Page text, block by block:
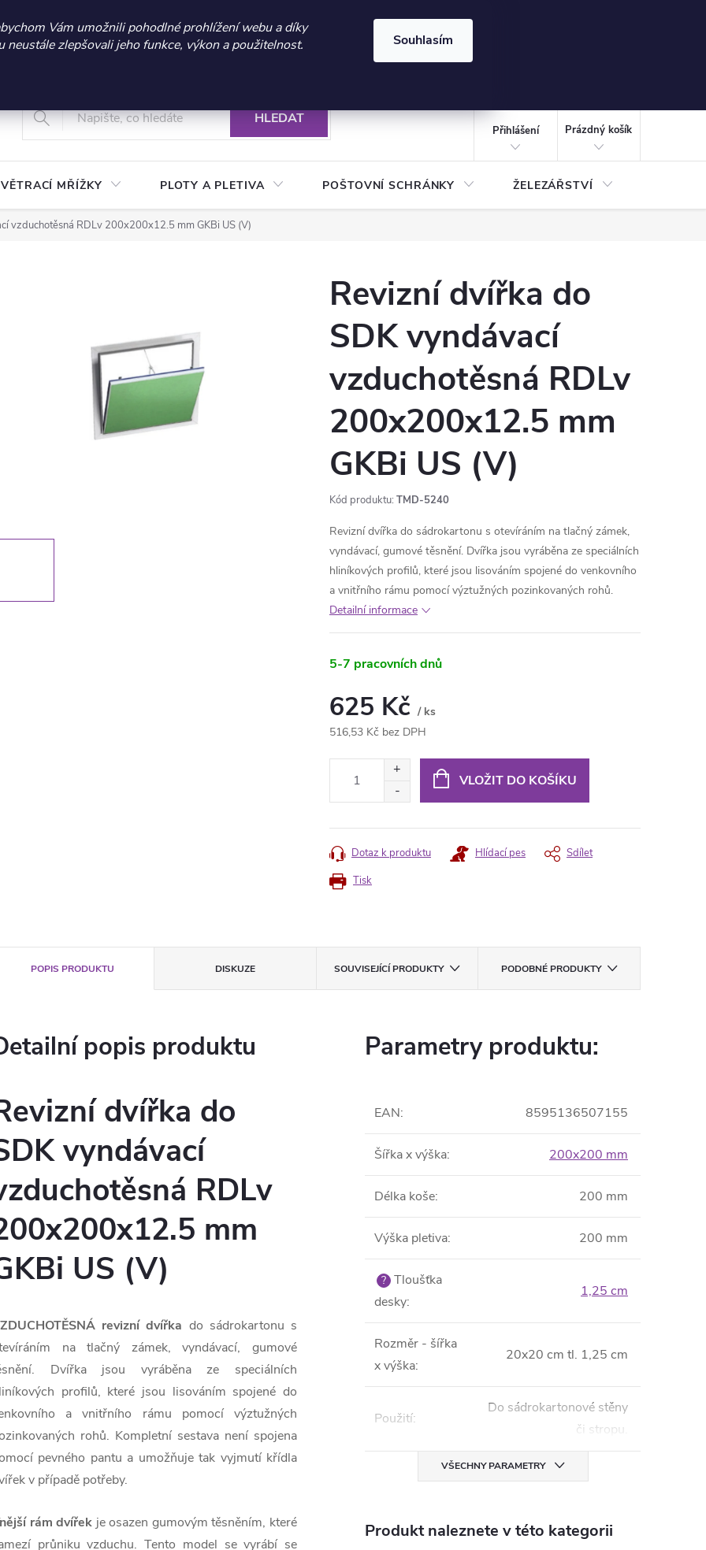
sleva 300 Kč při nákupu nad 3.000 Kč | Platnost do 21.9.2026 ⏰ | Kód: LÉTO2026
Vám umožnili pohodlné prohlížení webu a díky
neustále zlepšovali jeho funkce, výkon a použitelnost.
Souhlasím
+420 604 269 200
Vrácení a reklamace zboží Podmínky ochrany osobních údajů
HLEDAT
Přihlášení
KOŠÍK
Prázdný košík
VĚTRACÍ MŘÍŽKY PLOTY A PLETIVA POŠTOVNÍ SCHRÁNKY ŽELEZÁŘSTVÍ
vzduchotěsná RDLv 200x200x12.5 mm GKBi US (V)
Revizní dvířka do
SDK vyndávací
vzduchotěsná RDLv
200x200x12.5 mm
GKBi US (V)
Kód produktu: TMD-5240
Revizní dvířka do sádrokartonu s otevíráním na tlačný zámek,
vyndávací, gumové těsnění. Dvířka jsou vyráběna ze speciálních
hliníkových profilů, které jsou lisováním spojené do venkovního
a vnitřního rámu pomocí výztužných pozinkovaných rohů.
Detailní informace
5-7 pracovních dnů
625 Kč / ks
516,53 Kč bez DPH
VLOŽIT DO KOŠÍKU
Tisk
Dotaz k produktu Hlídací pes Sdílet
POPIS PRODUKTU DISKUZE SOUVISEJÍCÍ PRODUKTY PODOBNÉ PRODUKTY
popis produktu
dvířka do
vyndávací
RDLv
mm
US (V)
revizní dvířka do sádrokartonu s
na tlačný zámek, vyndávací, gumové
Dvířka jsou vyráběna ze speciálních
profilů, které jsou lisováním spojené do
a vnitřního rámu pomocí výztužných
rohů. Kompletní sestava není spojena
pevného pantu a umožňuje tak vyjmutí křídla
v případě potřeby.
rám dvířek je osazen gumovým těsněním, které
průniku vzduchu. Tento model se vyrábí se
Parametry produktu:
EAN: 8595136507155
Šířka x výška: 200x200 mm
Délka koše: 200 mm
Výška pletiva: 200 mm
? Tloušťka
desky:
1,25 cm
Rozměr - šířka
x výška:
20x20 cm tl. 1,25 cm
Použití:
Do sádrokartonové stěny
či stropu.
VŠECHNY PARAMETRY
Produkt naleznete v této kategorii